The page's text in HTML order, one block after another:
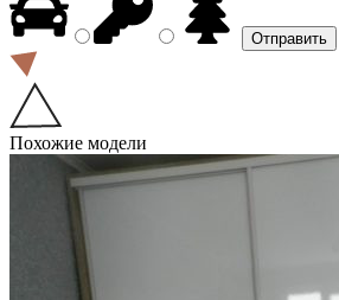
Похожие модели